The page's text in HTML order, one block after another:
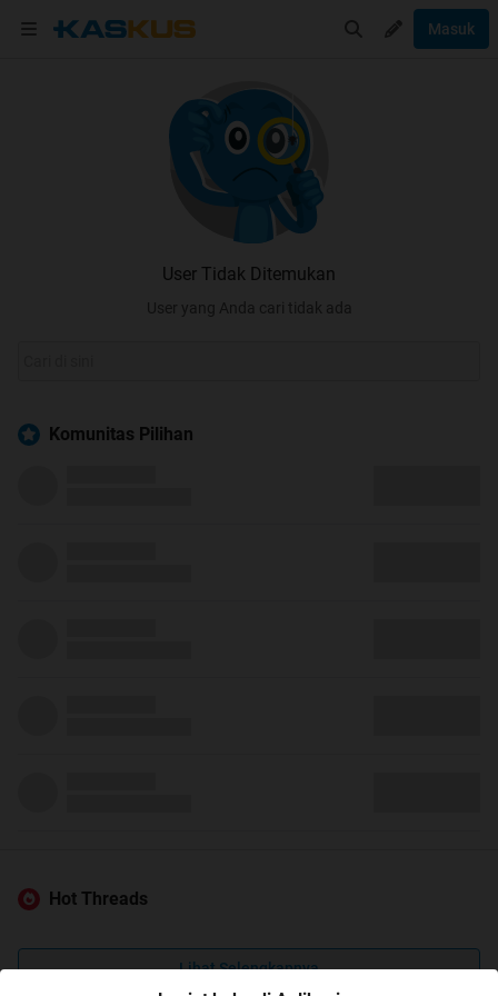
Masuk
User Tidak Ditemukan
User yang Anda cari tidak ada
Komunitas Pilihan
Hot Threads
Lihat Selengkapnya